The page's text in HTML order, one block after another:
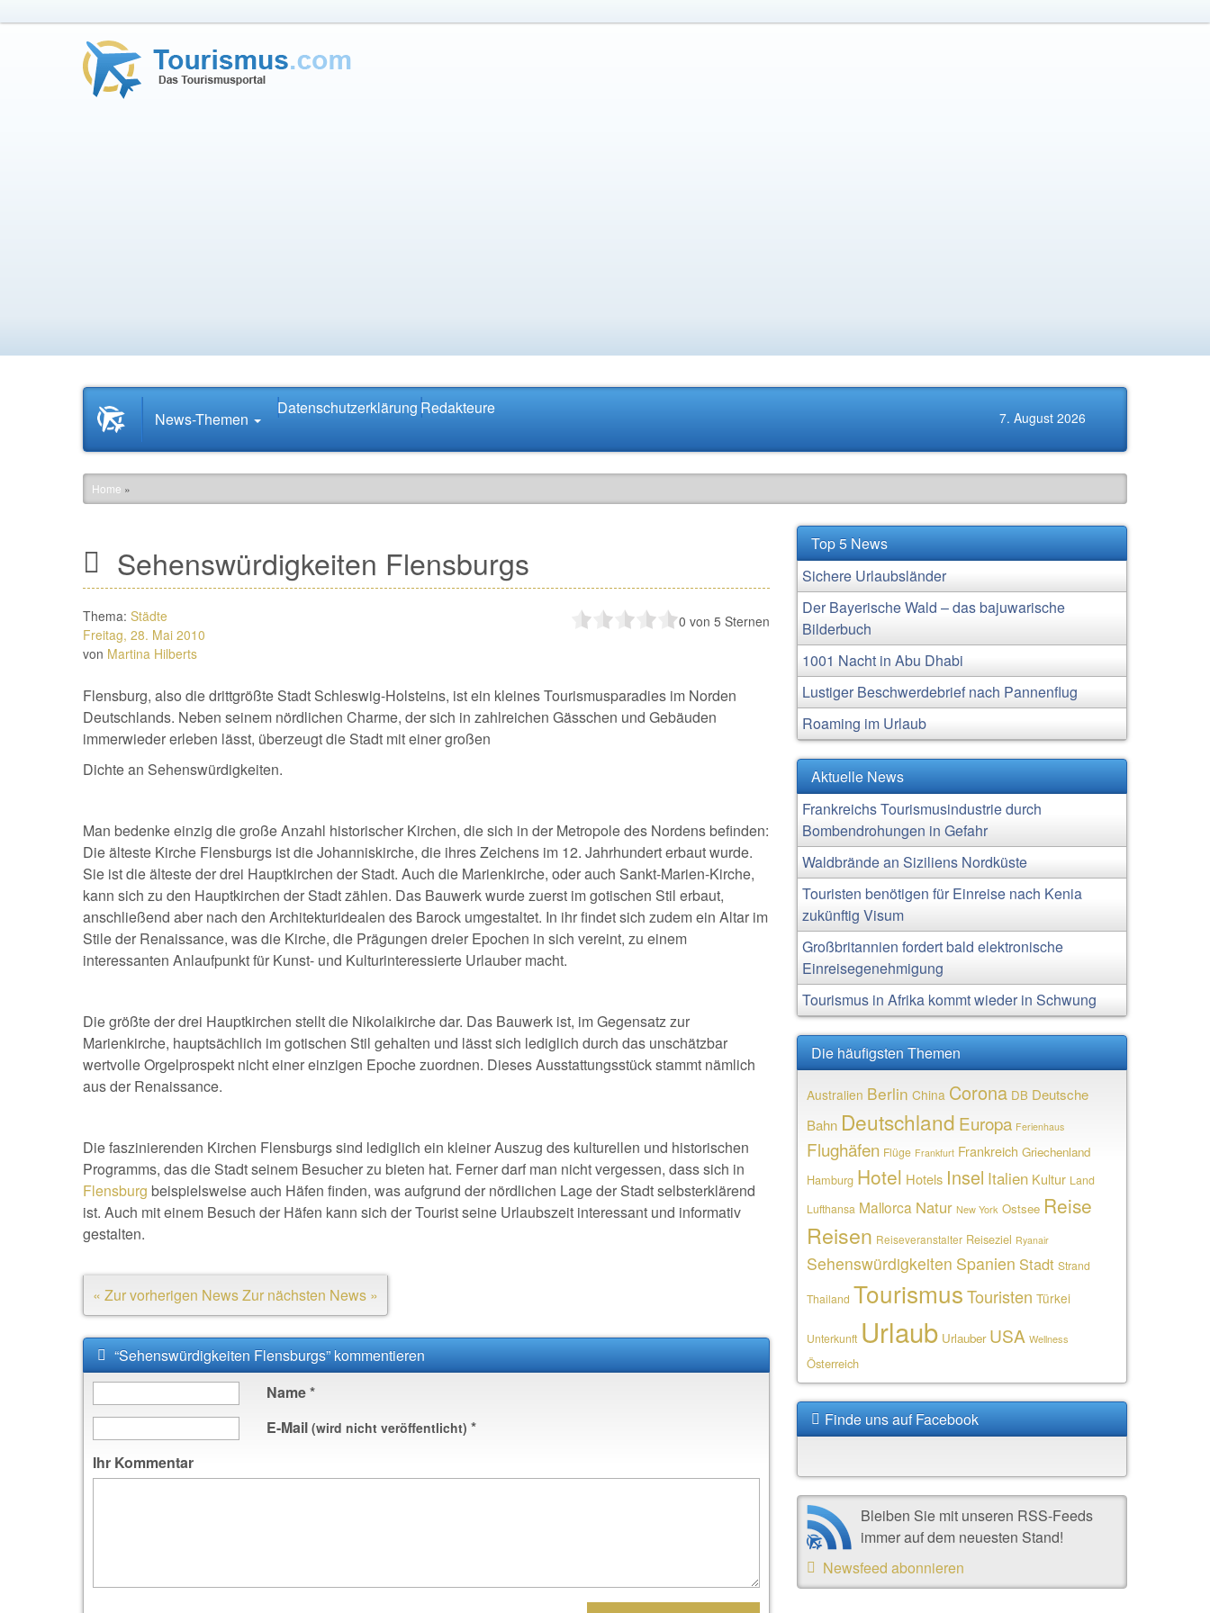
Startseite
News.Tourismus.com
News-Themen
Datenschutzerklärung Redakteure 7. August 2026
Home »
Sehenswürdigkeiten Flensburgs
Thema: Städte
Freitag, 28. Mai 2010
von Martina Hilberts
0 von 5 Sternen
Flensburg, also die drittgrößte Stadt Schleswig-Holsteins, ist ein kleines Tourismusparadies im Norden
Deutschlands. Neben seinem nördlichen Charme, der sich in zahlreichen Gässchen und Gebäuden
immerwieder erleben lässt, überzeugt die Stadt mit einer großen
Dichte an Sehenswürdigkeiten.
Man bedenke einzig die große Anzahl historischer Kirchen, die sich in der Metropole des Nordens befinden:
Die älteste Kirche Flensburgs ist die Johanniskirche, die ihres Zeichens im 12. Jahrhundert erbaut wurde.
Sie ist die älteste der drei Hauptkirchen der Stadt. Auch die Marienkirche, oder auch Sankt-Marien-Kirche,
kann sich zu den Hauptkirchen der Stadt zählen. Das Bauwerk wurde zuerst im gotischen Stil erbaut,
anschließend aber nach den Architekturidealen des Barock umgestaltet. In ihr findet sich zudem ein Altar im
Stile der Renaissance, was die Kirche, die Prägungen dreier Epochen in sich vereint, zu einem
interessanten Anlaufpunkt für Kunst- und Kulturinteressierte Urlauber macht.
Die größte der drei Hauptkirchen stellt die Nikolaikirche dar. Das Bauwerk ist, im Gegensatz zur
Marienkirche, hauptsächlich im gotischen Stil gehalten und lässt sich lediglich durch das unschätzbar
wertvolle Orgelprospekt nicht einer einzigen Epoche zuordnen. Dieses Ausstattungsstück stammt nämlich
aus der Renaissance.
Die faszinierenden Kirchen Flensburgs sind lediglich ein kleiner Auszug des kulturellen und historischen
Programms, das die Stadt seinem Besucher zu bieten hat. Ferner darf man nicht vergessen, dass sich in
Flensburg beispielsweise auch Häfen finden, was aufgrund der nördlichen Lage der Stadt selbsterklärend
ist. Auch mit einem Besuch der Häfen kann sich der Tourist seine Urlaubszeit interessant und informativ
gestalten.
« Zur vorherigen NewsZur nächsten News »
“Sehenswürdigkeiten Flensburgs” kommentieren
Name*
E-Mail (wird nicht veröffentlicht) *
Ihr Kommentar
Top 5 News
Sichere Urlaubsländer
Der Bayerische Wald – das bajuwarische
Bilderbuch
1001 Nacht in Abu Dhabi
Lustiger Beschwerdebrief nach Pannenflug
Roaming im Urlaub
Aktuelle News
Frankreichs Tourismusindustrie durch
Bombendrohungen in Gefahr
Waldbrände an Siziliens Nordküste
Touristen benötigen für Einreise nach Kenia
zukünftig Visum
Großbritannien fordert bald elektronische
Einreisegenehmigung
Tourismus in Afrika kommt wieder in Schwung
Die häufigsten Themen
Australien Berlin China Corona DB Deutsche
Bahn Deutschland Europa Ferienhaus
Flughäfen Flüge Frankfurt Frankreich Griechenland
Hamburg Hotel Hotels Insel Italien Kultur Land
Lufthansa Mallorca Natur New York Ostsee Reise
Reisen Reiseveranstalter Reiseziel Ryanair
Sehenswürdigkeiten Spanien Stadt Strand
Thailand Tourismus Touristen Türkei
Unterkunft Urlaub Urlauber USA Wellness
Österreich
Finde uns auf Facebook
Bleiben Sie mit unseren RSS-Feeds
immer auf dem neuesten Stand!
Newsfeed abonnieren